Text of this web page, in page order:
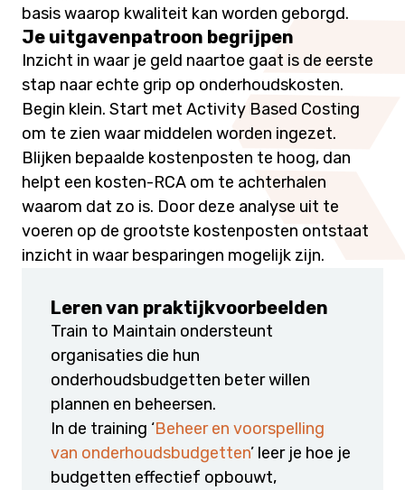
basis waarop kwaliteit kan worden geborgd.
Je uitgavenpatroon begrijpen
Inzicht in waar je geld naartoe gaat is de eerste
stap naar echte grip op onderhoudskosten.
Begin klein. Start met Activity Based Costing
om te zien waar middelen worden ingezet.
Blijken bepaalde kostenposten te hoog, dan
helpt een kosten-RCA om te achterhalen
waarom dat zo is. Door deze analyse uit te
voeren op de grootste kostenposten ontstaat
inzicht in waar besparingen mogelijk zijn.
Leren van praktijkvoorbeelden
Train to Maintain ondersteunt
organisaties die hun
onderhoudsbudgetten beter willen
plannen en beheersen.
In de training ‘Beheer en voorspelling
van onderhoudsbudgetten’ leer je hoe je
budgetten effectief opbouwt,